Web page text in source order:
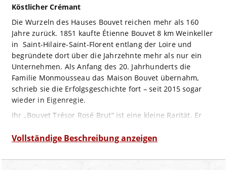
Köstlicher Crémant
Die Wurzeln des Hauses Bouvet reichen mehr als 160
Jahre zurück. 1851 kaufte Étienne Bouvet 8 km Weinkeller
in Saint-Hilaire-Saint-Florent entlang der Loire und
begründete dort über die Jahrzehnte mehr als nur ein
Unternehmen. Als Anfang des 20. Jahrhunderts die
Familie Monmousseau das Maison Bouvet übernahm,
schrieb sie die Erfolgsgeschichte fort – seit 2015 sogar
wieder in Eigenregie.
Ihr „Bouvet Trésor Rosé Brut“ ist eine kleine Rarität. Er
Grundweine lange Zeit in Eichenholz-Fässern auf der
weitere 18 Monate.
Vollständige Beschreibung anzeigen